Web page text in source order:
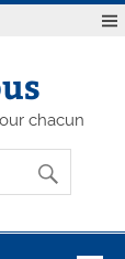
chacun